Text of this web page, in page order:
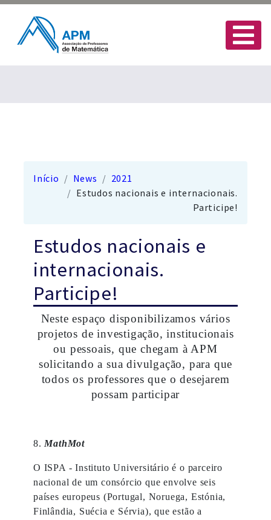
Início News
2021
Estudos nacionais e internacionais.
Participe!
Estudos nacionais e
internacionais.
Participe!
Neste espaço disponibilizamos vários
projetos de investigação, institucionais
ou pessoais, que chegam à APM
solicitando a sua divulgação, para que
todos os professores que o desejarem
possam participar
8. MathMot
O ISPA - Instituto Universitário é o parceiro
nacional de um consórcio que envolve seis
países europeus (Portugal, Noruega, Estónia,
Finlândia, Suécia e Sérvia), que estão a